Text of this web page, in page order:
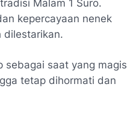
Malam 1 Suro.
kepercayaan nenek
dilestarikan.
sebagai saat yang magis
tetap dihormati dan